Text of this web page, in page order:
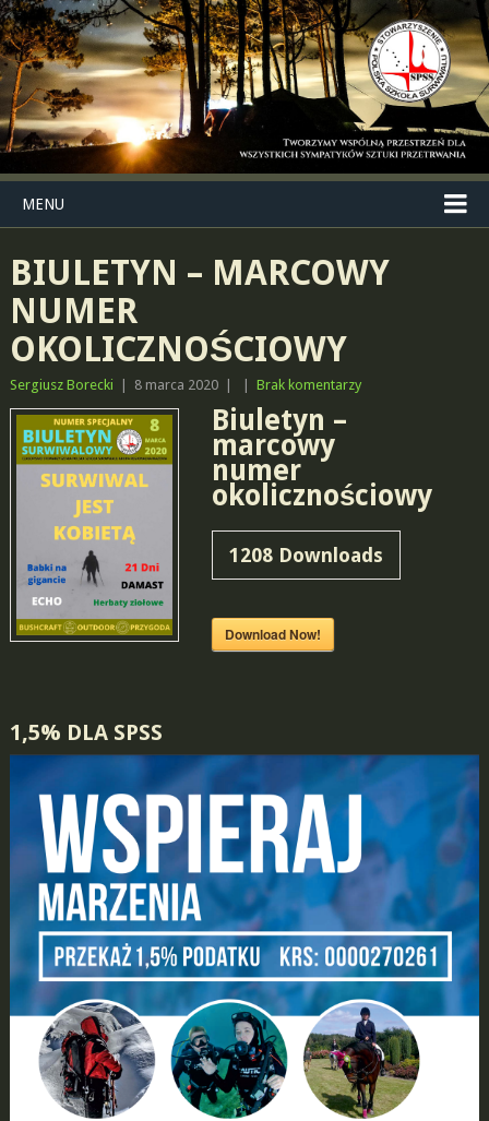
MENU
BIULETYN – MARCOWY
NUMER
OKOLICZNOŚCIOWY
Sergiusz Borecki 8 marca 2020 Brak komentarzy
Biuletyn –
marcowy
numer
okolicznościowy
1208Downloads
Download Now!
1,5% DLA SPSS